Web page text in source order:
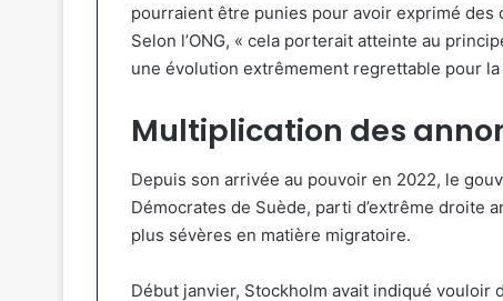
pourraient être punies pour avoir exprimé des
Selon l’ONG, « cela porterait atteinte au
une évolution extrêmement regrettable pour la
Multiplication des
Depuis son arrivée au pouvoir en 2022, le
Démocrates de Suède, parti d’extrême
plus sévères en matière migratoire.
Début janvier, Stockholm avait indiqué vouloir